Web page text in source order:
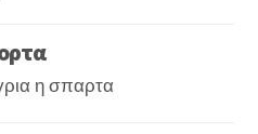
η σπαρτα